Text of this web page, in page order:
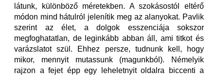
látunk, különböző méretekben. A szokásostól eltérő
módon mind hátulról jelenítik meg az alanyokat. Pavlik
szerint az élet, a dolgok esszenciája sokszor
megfoghatatlan, de leginkább abban áll, ami titkot és
varázslatot szül. Ehhez persze, tudnunk kell, hogy
mikor, mennyit mutassunk (magunkból). Némelyik
rajzon a fejet épp egy leheletnyit oldalra biccenti a